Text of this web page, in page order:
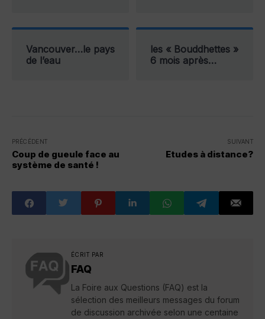
Vancouver…le pays
de l’eau
les « Bouddhettes »
6 mois après…
PRÉCÉDENT
Coup de gueule face au
système de santé !
SUIVANT
Etudes à distance?
ÉCRIT PAR
FAQ
La Foire aux Questions (FAQ) est la
sélection des meilleurs messages du forum
de discussion archivée selon une centaine